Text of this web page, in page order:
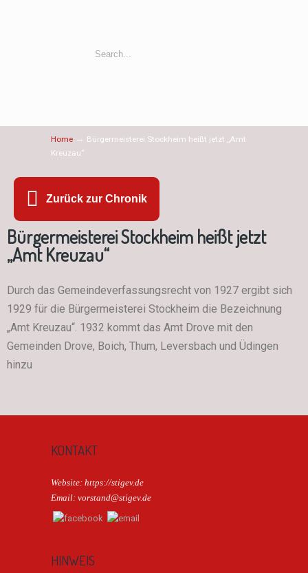
Home → Bürgermeisterei Stockheim heißt jetzt „Amt
Kreuzau“
Zurück zur Chronik
Bürgermeisterei Stockheim heißt jetzt
„Amt Kreuzau“
Durch das Gemeindeverfassungsrecht von 1927 ergibt sich
1929 für die Bürgermeisterei Stockheim die Bezeichnung
„Amt Kreuzau“. 1932 kommt das Amt Drove mit den
Gemeinden Drove, Boich, Thum, Leversbach und Üdingen
hinzu
KONTAKT
Website: https://stigev.de
Email: vorstand@stigev.de
HINWEIS